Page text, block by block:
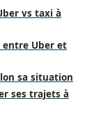
vs taxi à
entre Uber et
sa situation
ses trajets à